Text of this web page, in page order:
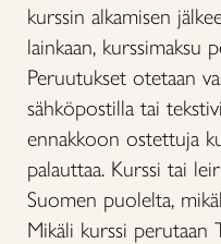
kurssin alkamisen
lainkaan, kurssimaksu
Peruutukset otetaan
sähköpostilla tai
ennakkoon ostettuja
palauttaa. Kurssi tai
Suomen puolelta,
Mikäli kurssi perutaan